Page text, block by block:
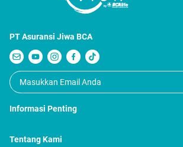
PT Asuransi Jiwa BCA
Informasi Penting
Tentang Kami